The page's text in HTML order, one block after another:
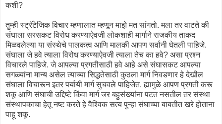
कशी?
तुम्ही स्ट्रॅटेजिक विचार म्हणालात म्हणून माझे मत सांगतो. मला तर वाटते की
संघाला सरसकट विरोध करण्याऐवजी लोकशाही मार्गाने राजकीय ताकद
मिळवलेल्या या संस्थेचे पालकत्व आणि मालकी आपण सर्वांनी घेतली पाहिजे.
संघाला जे हवे त्याला विरोध करण्याऐवजी त्याला तेच का हवे? असा प्रश्न
विचारले पाहिजे. जे आपल्या प्रगतीसाठी हवे आहे असे संघासकट आपल्या
सगळ्यांना मान्य असेल त्याच्या सिद्धतेसाठी कुठला मार्ग निवडणार हे देखील
संघाला विचारून इतर पर्यायी मार्ग सुचवले पाहिजेत. ह्यामुळे आपण प्रगती करू
शकू आणि संघाची उद्दिष्टे किंवा मार्ग जर बहुसंख्यांना पटत नसतील तर संस्था
संस्थापकाचा हेतू नष्ट करते हे वैश्विक सत्य पुन्हा संघाच्या बाबतीत खरे होताना
पाहू शकू.